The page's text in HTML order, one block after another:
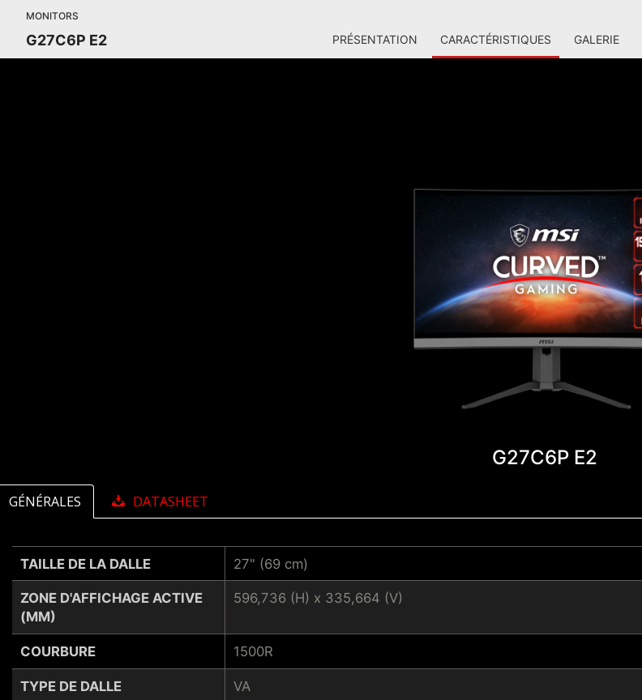
MONITORS
G27C6P E2 PRÉSENTATION CARACTÉRISTIQUES GALERIE
G27C6P E2
GÉNÉRALES DATASHEET
TAILLE DE LA DALLE
ZONE D'AFFICHAGE ACTIVE
(MM)
COURBURE
TYPE DE DALLE
27" (69 cm)
596,736 (H) x 335,664 (V)
1500R
VA